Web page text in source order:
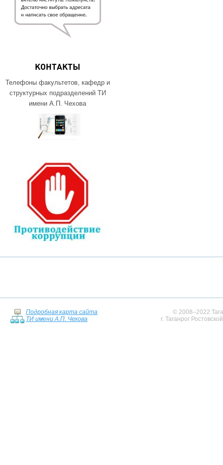
КОНТАКТЫ
Телефоны факультетов, кафедр и
структурных подразделений ТИ
имени А.П. Чехова
Подробная карта сайта
ТИ имени А.П. Чехова
© 2008–2022
г. Таганрог